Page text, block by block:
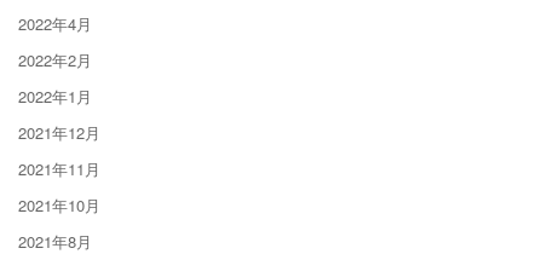
2022年4月
2022年2月
2022年1月
2021年12月
2021年11月
2021年10月
2021年8月